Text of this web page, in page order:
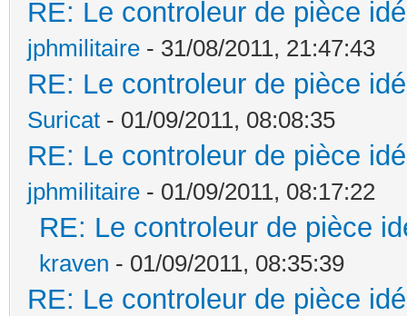
RE: Le controleur de pièce
jphmilitaire - 31/08/2011, 21:47:43
RE: Le controleur de pièce
Suricat - 01/09/2011, 08:08:35
RE: Le controleur de pièce
jphmilitaire - 01/09/2011, 08:17:22
RE: Le controleur de pièce
kraven - 01/09/2011, 08:35:39
RE: Le controleur de pièce